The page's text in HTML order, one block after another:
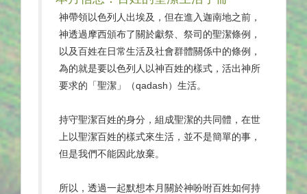
神帶領以色列人出埃及，但在進入迦南地之前，
神透過摩西頒布了關於獻祭、祭司的聖潔條例，
以及百姓在日常生活及社會群體關係中的條例，
為的就是要以色列人以神百姓的樣式，活出神所
要求的「聖潔」（qadash）生活。
持守聖潔百姓的身分，組成聖潔的共同體，在世
上以聖潔百姓的樣式來生活，並不是簡單的事，
但是我們不能因此放棄。
所以，透過一起默想本月關於神吩咐百姓如何持